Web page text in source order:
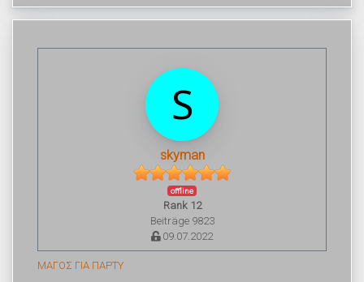
skyman
offline
Rank 12
Beiträge 9823
09.07.2022
ΜΑΓΟΣ ΓΙΑ ΠΑΡΤΥ